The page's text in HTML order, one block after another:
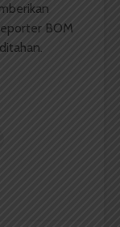
BOM